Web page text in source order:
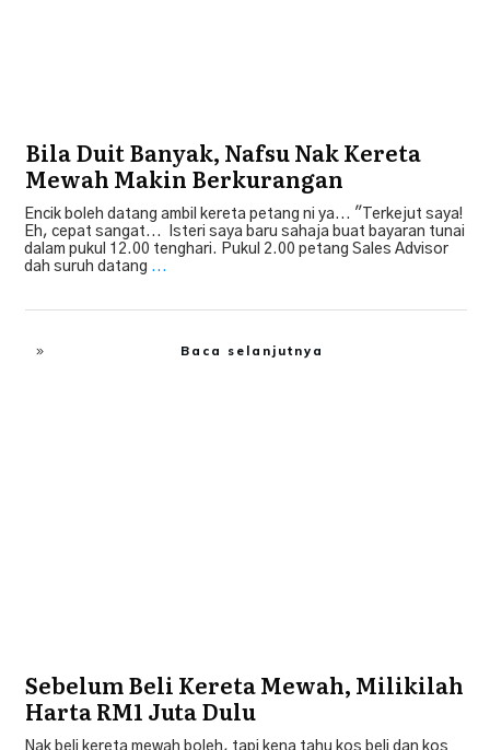
Bila Duit Banyak, Nafsu Nak Kereta
Mewah Makin Berkurangan
Encik boleh datang ambil kereta petang ni ya... "Terkejut saya!
Eh, cepat sangat... Isteri saya baru sahaja buat bayaran tunai
dalam pukul 12.00 tenghari. Pukul 2.00 petang Sales Advisor
dah suruh datang ...
Baca selanjutnya
Sebelum Beli Kereta Mewah, Milikilah
Harta RM1 Juta Dulu
Nak beli kereta mewah boleh, tapi kena tahu kos beli dan kos